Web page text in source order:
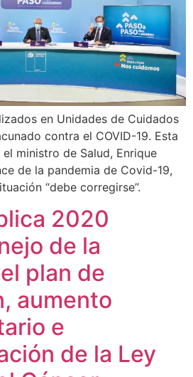
en Unidades de Cuidados
contra el COVID-19. Esta
ministro de Salud, Enrique
de la pandemia de Covid-19,
“debe corregirse”.
2020
de la
plan de
aumento
e
de la Ley